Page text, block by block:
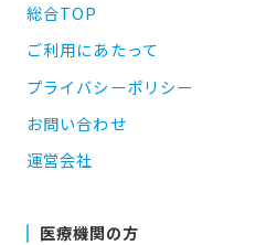
総合TOP
ご利用にあたって
プライバシーポリシー
お問い合わせ
運営会社
医療機関の方